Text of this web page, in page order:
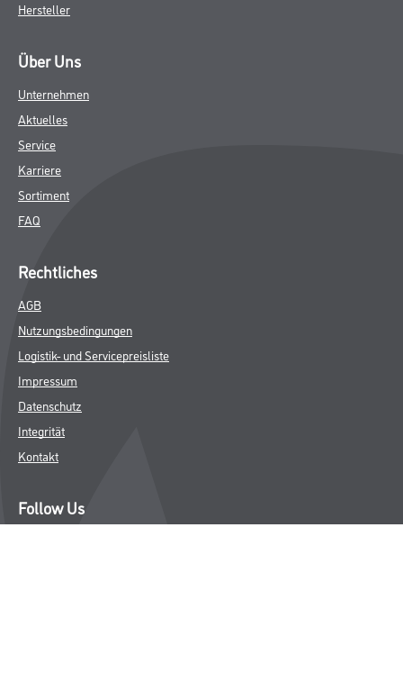
Hersteller
Über Uns
Unternehmen
Aktuelles
Service
Karriere
Sortiment
FAQ
Rechtliches
AGB
Nutzungsbedingungen
Logistik- und Servicepreisliste
Impressum
Datenschutz
Integrität
Kontakt
Follow Us